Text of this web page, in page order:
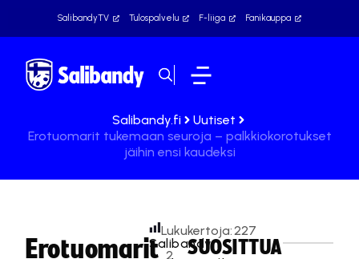
SalibandyTV Tulospalvelu F-liiga Fanikauppa
Salibandy.fi
Uutiset
Erotuomarit tukemaan seuroja – palkkiokorotukset
jäihin ensi kaudeksi
Erotuomarit 2
Lukukertoja:227
SalibandynSUOSITTUA